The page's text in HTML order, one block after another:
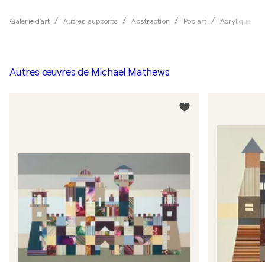
Galerie d'art Autres supports Abstraction Pop art Acrylique
Autres œuvres de Michael Mathews